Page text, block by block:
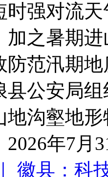
时强对流
加之暑期
防范汛期
县公安局
地沟壑地
2026年7月
徽县：科